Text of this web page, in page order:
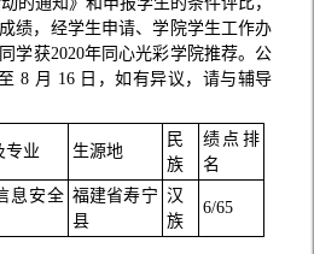
绩，经学生申请、学院学生工作办
学获2020年同心光彩学院推荐。公
8 月 16 日，如有异议，请与辅导
专业 生源地
民
族
绩点排
名
息安全 福建省寿宁
县
汉
族
6/65